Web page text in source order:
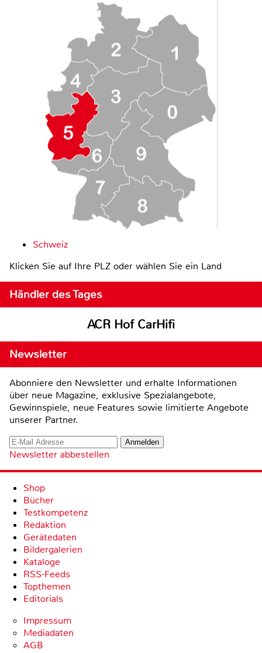
Schweiz
Klicken Sie auf Ihre PLZ oder wählen Sie ein Land
Händler des Tages
ACR Hof CarHifi
Newsletter
Abonniere den Newsletter und erhalte Informationen
über neue Magazine, exklusive Spezialangebote,
Gewinnspiele, neue Features sowie limitierte Angebote
unserer Partner.
Newsletter abbestellen
Shop
Bücher
Testkompetenz
Redaktion
Gerätedaten
Bildergalerien
Kataloge
RSS-Feeds
Topthemen
Editorials
Impressum
Mediadaten
AGB